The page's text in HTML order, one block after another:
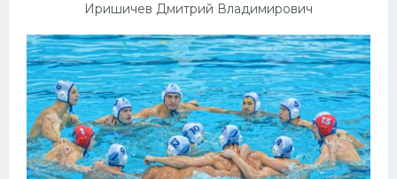
Иришичев Дмитрий Владимирович